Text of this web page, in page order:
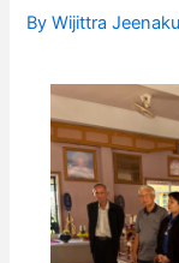
ByWijittra